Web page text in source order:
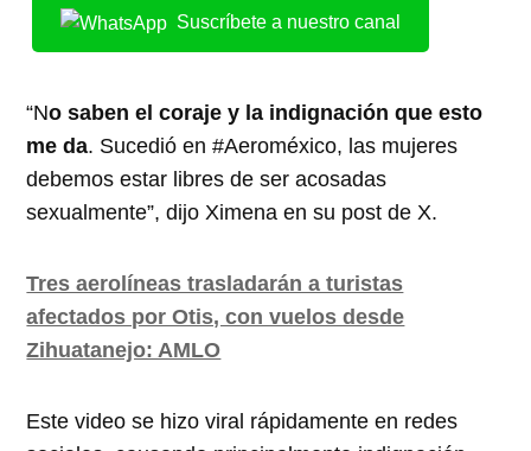
Suscríbete a nuestro canal
“No saben el coraje y la indignación que esto
me da. Sucedió en #Aeroméxico, las mujeres
debemos estar libres de ser acosadas
sexualmente”, dijo Ximena en su post de X.
Tres aerolíneas trasladarán a turistas
afectados por Otis, con vuelos desde
Zihuatanejo: AMLO
Este video se hizo viral rápidamente en redes